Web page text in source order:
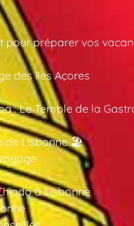
préparer vos
des îles Açores
: Le Temple de la
de Lisbonne 🏖️
à Lisbonne